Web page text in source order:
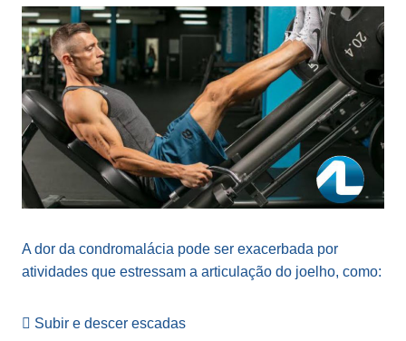
A dor da condromalácia pode ser exacerbada por
atividades que estressam a articulação do joelho, como:
 Subir e descer escadas